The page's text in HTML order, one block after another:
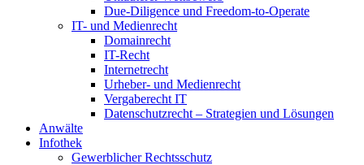
Due-Diligence und Freedom-to-Operate
IT- und Medienrecht
Domainrecht
IT-Recht
Internetrecht
Urheber- und Medienrecht
Vergaberecht IT
Datenschutzrecht – Strategien und Lösungen
Anwälte
Infothek
Gewerblicher Rechtsschutz